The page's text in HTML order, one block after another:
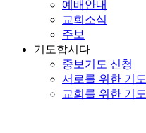
예배안내
교회소식
주보
기도합시다
중보기도 신청
서로를 위한 기도
교회를 위한 기도